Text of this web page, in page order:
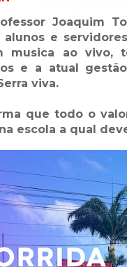
Joaquim
alunos e
musica ao vivo,
e a atual
viva.
que todo o
escola a qual